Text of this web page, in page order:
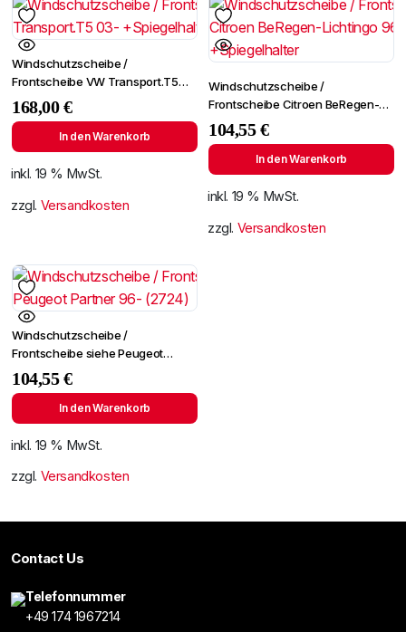
Windschutzscheibe /
Frontscheibe VW Transport.T5
03- +Spiegelhalter
168,00€
In den Warenkorb
inkl. 19 % MwSt.
zzgl. Versandkosten
Windschutzscheibe /
Frontscheibe Citroen BeRegen-
Lichtingo 96- +Spiegelhalter
104,55€
In den Warenkorb
inkl. 19 % MwSt.
zzgl. Versandkosten
Windschutzscheibe /
Frontscheibe siehe Peugeot
Partner 96- (2724)
104,55€
In den Warenkorb
inkl. 19 % MwSt.
zzgl. Versandkosten
Contact Us
Telefonnummer
+49 174 1967214